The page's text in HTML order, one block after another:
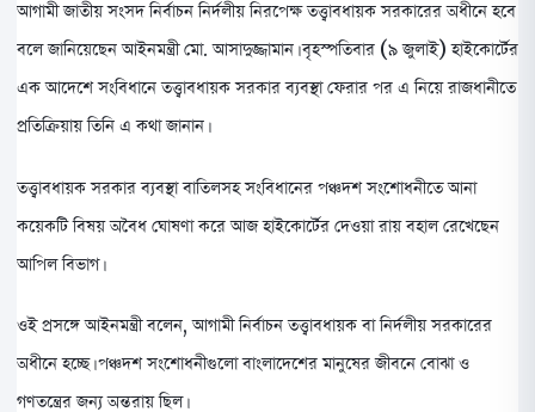
আগামী জাতীয় সংসদ নির্বাচন নির্দলীয় নিরপেক্ষ তত্ত্বাবধায়ক সরকারের অধীনে হবে
বলে জানিয়েছেন আইনমন্ত্রী মো. আসাদুজ্জামান। বৃহস্পতিবার (৯ জুলাই) হাইকোর্টের
এক আদেশে সংবিধানে তত্ত্বাবধায়ক সরকার ব্যবস্থা ফেরার পর এ নিয়ে রাজধানীতে
প্রতিক্রিয়ায় তিনি এ কথা জানান।
তত্ত্বাবধায়ক সরকার ব্যবস্থা বাতিলসহ সংবিধানের পঞ্চদশ সংশোধনীতে আনা
কয়েকটি বিষয় অবৈধ ঘোষণা করে আজ হাইকোর্টের দেওয়া রায় বহাল রেখেছেন
আপিল বিভাগ।
ওই প্রসঙ্গে আইনমন্ত্রী বলেন, আগামী নির্বাচন তত্ত্বাবধায়ক বা নির্দলীয় সরকারের
অধীনে হচ্ছে। পঞ্চদশ সংশোধনীগুলো বাংলাদেশের মানুষের জীবনে বোঝা ও
গণতন্ত্রের জন্য অন্তরায় ছিল।